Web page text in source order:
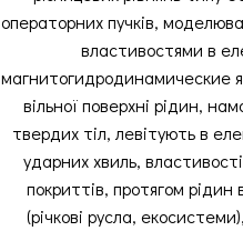
операторних пучків,
властивостями в
магнитогидродинамические
вільної поверхні рідин,
твердих тіл, левітують в
ударних хвиль,
покриттів, протягом
(річкові русла,